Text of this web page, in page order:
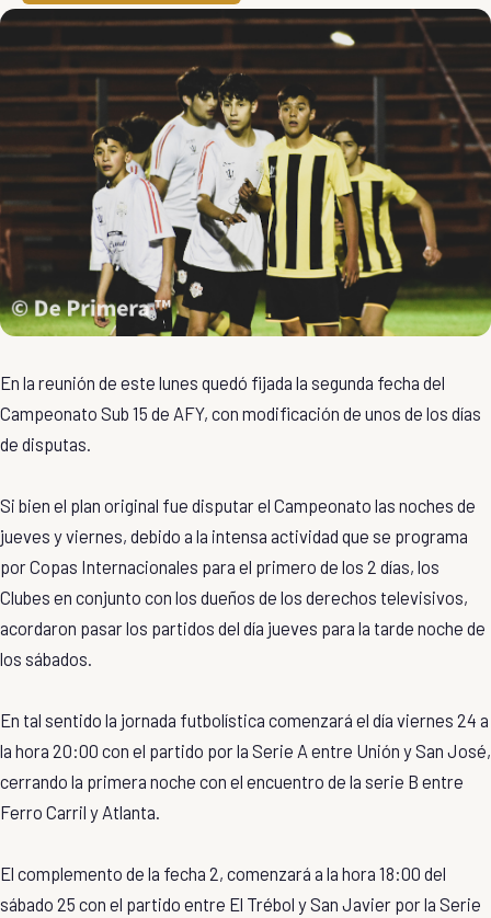
En la reunión de este lunes quedó fijada la segunda fecha del
Campeonato Sub 15 de AFY, con modificación de unos de los días
de disputas.
Si bien el plan original fue disputar el Campeonato las noches de
jueves y viernes, debido a la intensa actividad que se programa
por Copas Internacionales para el primero de los 2 días, los
Clubes en conjunto con los dueños de los derechos televisivos,
acordaron pasar los partidos del día jueves para la tarde noche de
los sábados.
En tal sentido la jornada futbolística comenzará el día viernes 24 a
la hora 20:00 con el partido por la Serie A entre Unión y San José,
cerrando la primera noche con el encuentro de la serie B entre
Ferro Carril y Atlanta.
El complemento de la fecha 2, comenzará a la hora 18:00 del
sábado 25 con el partido entre El Trébol y San Javier por la Serie